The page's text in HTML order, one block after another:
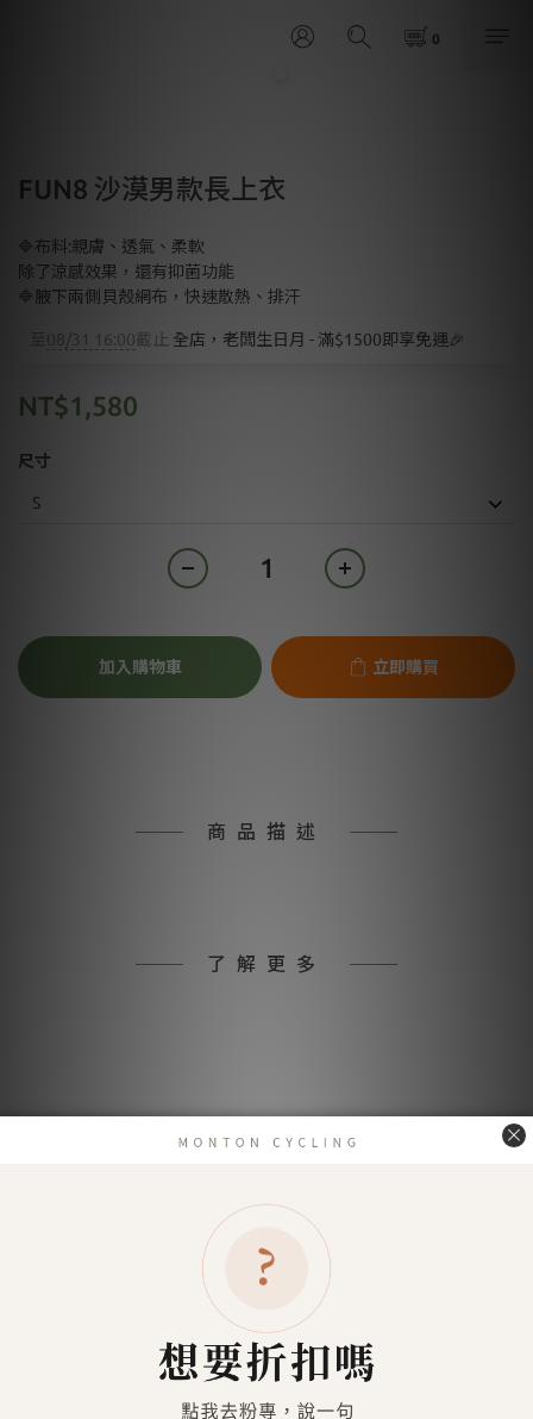
FUN8 沙漠男款長上衣
🔷布料:親膚、透氣、柔軟
除了涼感效果，還有抑菌功能
🔷腋下兩側貝殼網布，快速散熱、排汗
08/31 16:00截止 全店，老闆生日月 - 滿$1500即享免運🎉
NT$1,580
尺寸
加入購物車 立即購買
商品描述
了解更多
送貨及付款方式
送貨方式
7-11超商取貨 付款（約4-5天送達）
7-11超商取貨不付款 （約4-5天送達）
宅配到府（金門／馬祖／澎湖 外島地區除外）
金門／馬祖／澎湖 等外島地區（郵寄）
港澳地區（順豐運費到付）
付款方式